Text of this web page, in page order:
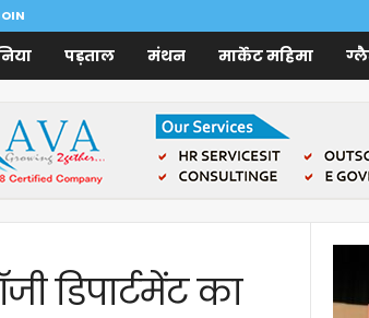
पड़ताल मंथन मार्केट महिमा
डिपार्टमेंट का